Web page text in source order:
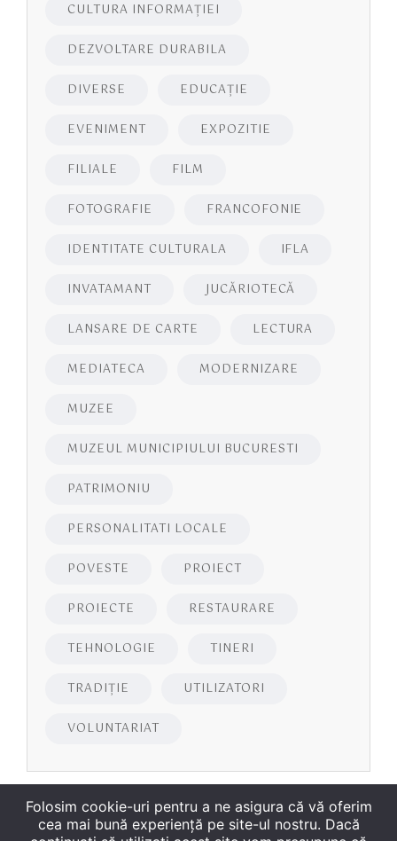
CULTURA INFORMAŢIEI
DEZVOLTARE DURABILA
DIVERSE EDUCAŢIE
EVENIMENT EXPOZITIE
FILIALE FILM
FOTOGRAFIE FRANCOFONIE
IDENTITATE CULTURALA IFLA
INVATAMANT JUCĂRIOTECĂ
LANSARE DE CARTE LECTURA
MEDIATECA MODERNIZARE
MUZEE
MUZEUL MUNICIPIULUI BUCURESTI
PATRIMONIU
PERSONALITATI LOCALE
POVESTE PROIECT
PROIECTE RESTAURARE
TEHNOLOGIE TINERI
TRADIȚIE UTILIZATORI
VOLUNTARIAT
Folosim cookie-uri pentru a ne asigura că vă oferim
cea mai bună experiență pe site-ul nostru. Dacă